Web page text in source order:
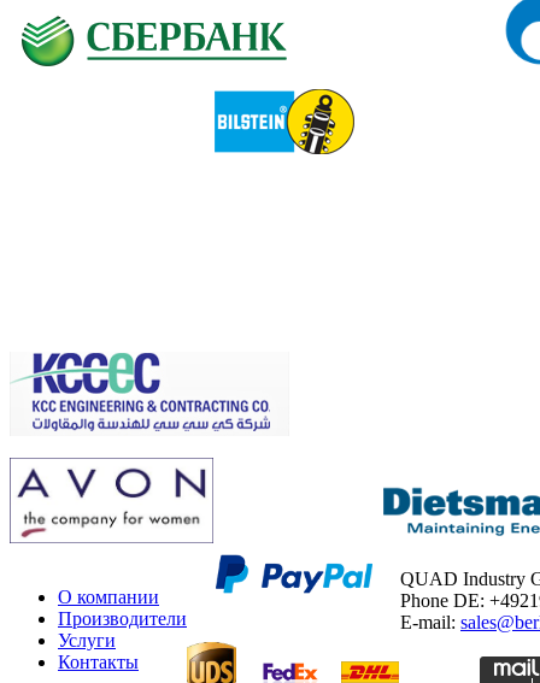
О компании
Производители
Услуги
Контакты
QUAD Industry
Phone DE:
E-mail: